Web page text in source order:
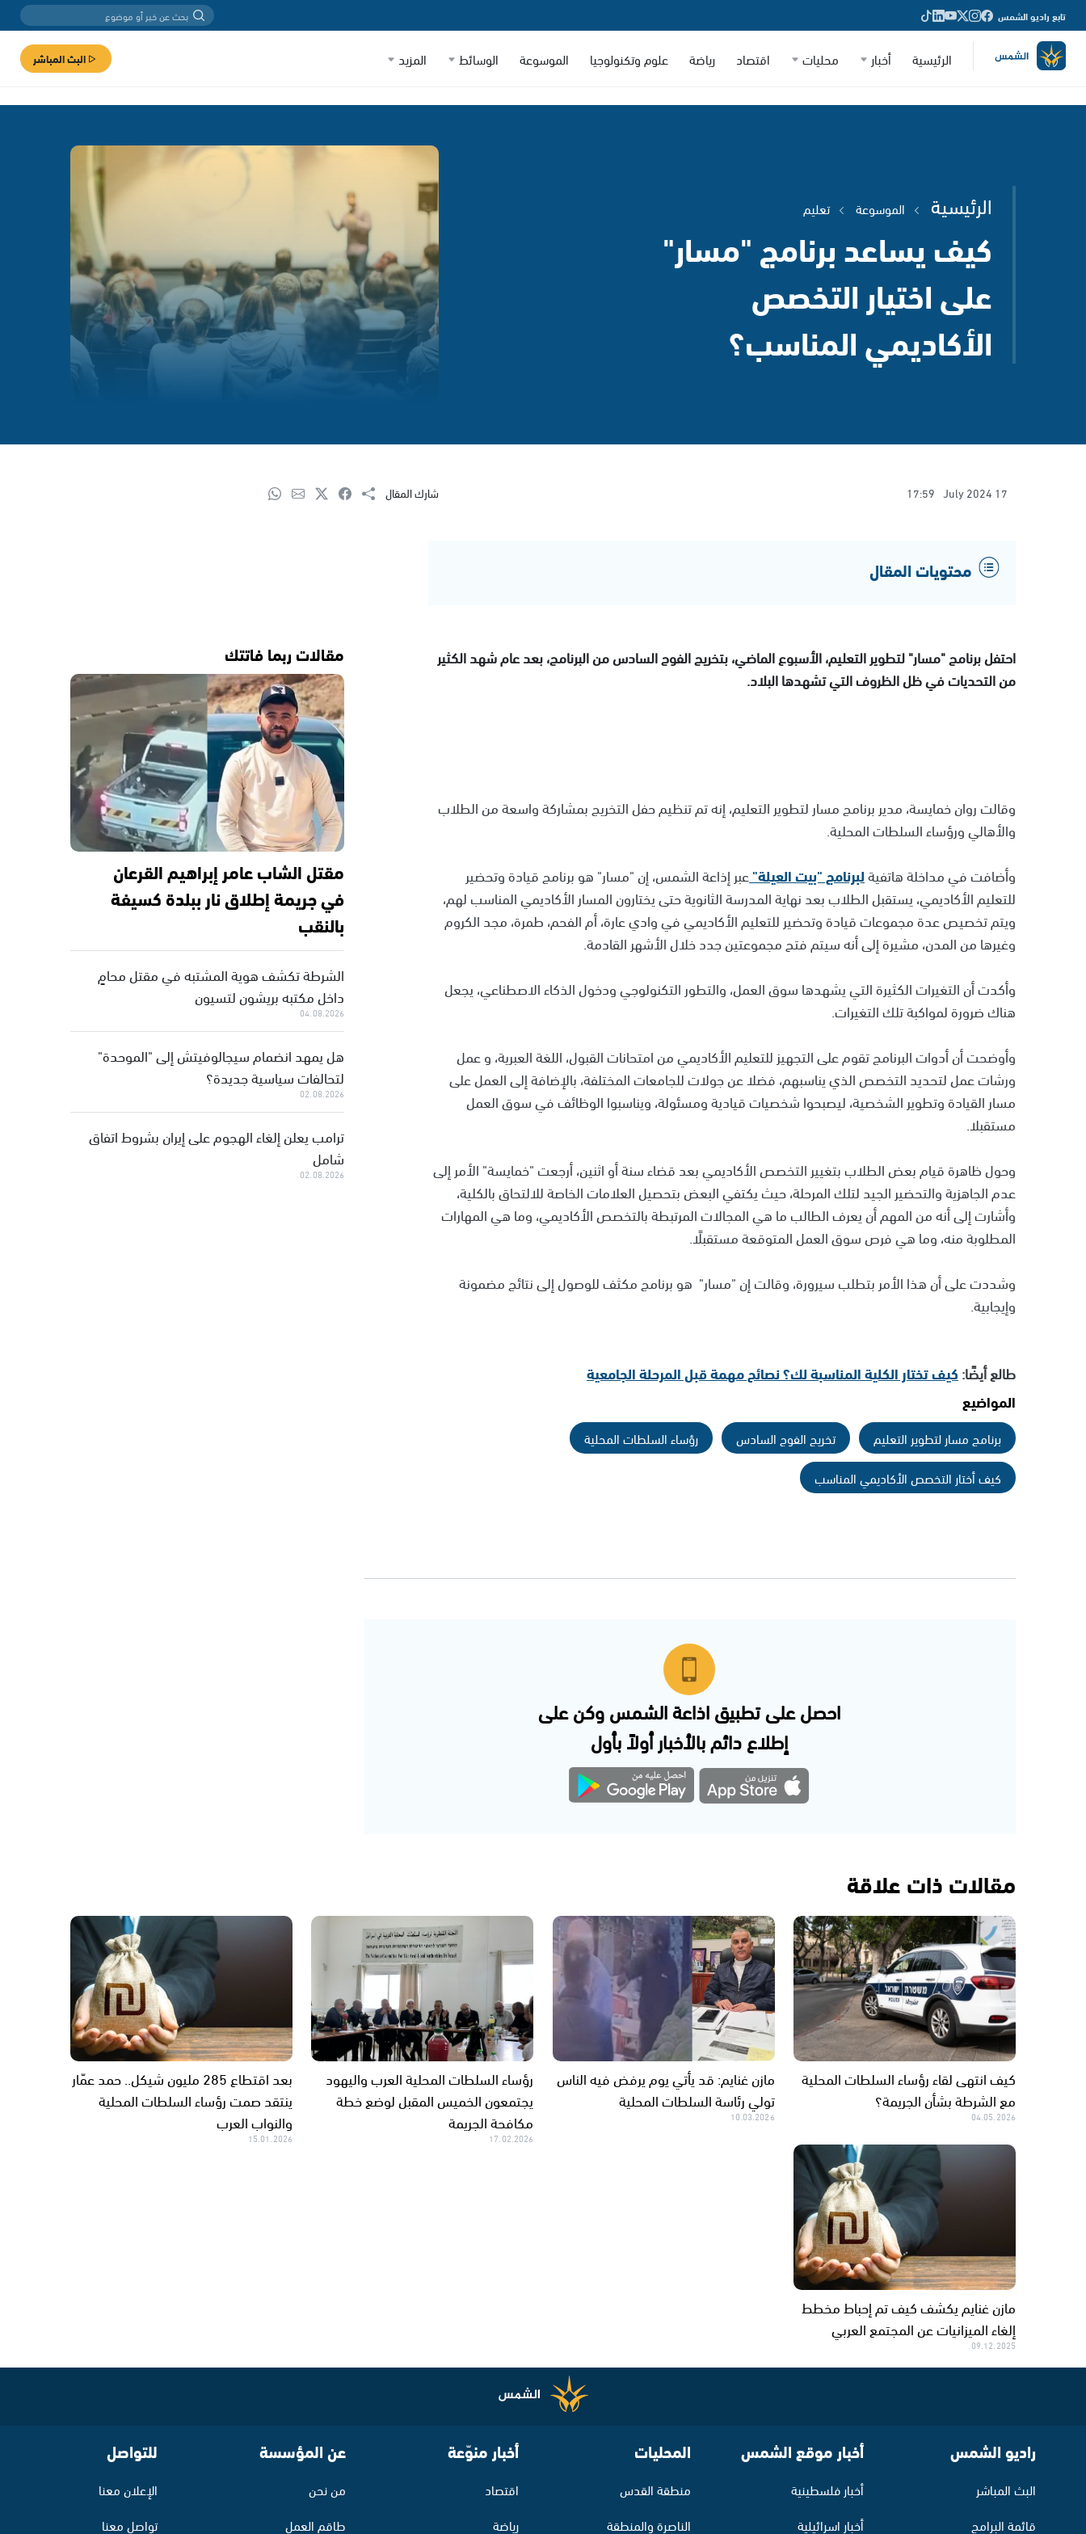
تابع راديو الشمس
الرئيسية أخبار محليات اقتصاد رياضة علوم وتكنولوجيا الموسوعة الوسائط المزيد البث المباشر
الرئيسية الموسوعة تعليم
كيف يساعد برنامج "مسار"
على اختيار التخصص
الأكاديمي المناسب؟
17 July 2024
17:59 شارك المقال
محتويات المقال
احتفل برنامج "مسار" لتطوير التعليم، الأسبوع الماضي، بتخريج الفوج السادس من البرنامج، بعد عام شهد الكثير
من التحديات في ظل الظروف التي تشهدها البلاد.
وقالت روان خمايسة، مدير برنامج مسار لتطوير التعليم، إنه تم تنظيم حفل التخريج بمشاركة واسعة من الطلاب
والأهالي ورؤساء السلطات المحلية.
وأضافت في مداخلة هاتفيةلبرنامج "بيت العيلة"عبر إذاعة الشمس، إن "مسار" هو برنامج قيادة وتحضير
للتعليم الأكاديمي، يستقبل الطلاب بعد نهاية المدرسة الثانوية حتى يختارون المسار الأكاديمي المناسب لهم،
ويتم تخصيص عدة مجموعات قيادة وتحضير للتعليم الأكاديمي في وادي عارة، أم الفحم، طمرة، مجد الكروم
وغيرها من المدن، مشيرة إلى أنه سيتم فتح مجموعتين جدد خلال الأشهر القادمة.
وأكدت أن التغيرات الكثيرة التي يشهدها سوق العمل، والتطور التكنولوجي ودخول الذكاء الاصطناعي، يجعل
هناك ضرورة لمواكبة تلك التغيرات.
وأوضحت أن أدوات البرنامج تقوم على التجهيز للتعليم الأكاديمي من امتحانات القبول، اللغة العبرية، و عمل
ورشات عمل لتحديد التخصص الذي يناسبهم، فضلا عن جولات للجامعات المختلفة، بالإضافة إلى العمل على
مسار القيادة وتطوير الشخصية، ليصبحوا شخصيات قيادية ومسئولة، ويناسبوا الوظائف في سوق العمل
مستقبلا.
وحول ظاهرة قيام بعض الطلاب بتغيير التخصص الأكاديمي بعد قضاء سنة أو اثنين، أرجعت "خمايسة" الأمر إلى
عدم الجاهزية والتحضير الجيد لتلك المرحلة، حيث يكتفي البعض بتحصيل العلامات الخاصة للالتحاق بالكلية،
وأشارت إلى أنه من المهم أن يعرف الطالب ما هي المجالات المرتبطة بالتخصص الأكاديمي، وما هي المهارات
المطلوبة منه، وما هي فرص سوق العمل المتوقعة مستقبلًا.
وشددت على أن هذا الأمر بتطلب سيرورة، وقالت إن "مسار" هو برنامج مكثف للوصول إلى نتائج مضمونة
وإيجابية.
طالع أيضًا:كيف تختار الكلية المناسبة لك؟ نصائح مهمة قبل المرحلة الجامعية
المواضيع
برنامج مسار لتطوير التعليم تخريج الفوج السادس
رؤساء السلطات المحلية
كيف أختار التخصص الأكاديمي المناسب
احصل على تطبيق اذاعة الشمس وكن على
إطلاع دائم بالأخبار أولاً بأول
مقالات ربما فاتتك
مقتل الشاب عامر إبراهيم القرعان
في جريمة إطلاق نار ببلدة كسيفة
بالنقب
الشرطة تكشف هوية المشتبه في مقتل محامٍ
داخل مكتبه بريشون لتسيون
04.08.2026
هل يمهد انضمام سيجالوفيتش إلى "الموحدة"
لتحالفات سياسية جديدة؟
02.08.2026
ترامب يعلن إلغاء الهجوم على إيران بشروط اتفاق
شامل
02.08.2026
مقالات ذات علاقة
كيف انتهى لقاء رؤساء السلطات المحلية
مع الشرطة بشأن الجريمة؟
04.05.2026
مازن غنايم: قد يأتي يوم يرفض فيه الناس
تولي رئاسة السلطات المحلية
10.03.2026
رؤساء السلطات المحلية العرب واليهود
يجتمعون الخميس المقبل لوضع خطة
مكافحة الجريمة
17.02.2026
بعد اقتطاع 285 مليون شيكل.. حمد عمّار
ينتقد صمت رؤساء السلطات المحلية
والنواب العرب
15.01.2026
مازن غنايم يكشف كيف تم إحباط مخطط
إلغاء الميزانيات عن المجتمع العربي
09.12.2025
راديو الشمس
البث المباشر
قائمة البرامج
أخبار موقع الشمس
أخبار فلسطينية
أخبار اسرائيلية
المحليات
منطقة القدس
الناصرة والمنطقة
أخبار منوّعة
اقتصاد
رياضة
عن المؤسسة
من نحن
طاقم العمل
للتواصل
الإعلان معنا
تواصل معنا